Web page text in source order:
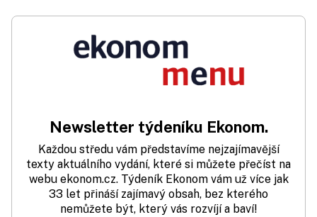
Newsletter týdeníku Ekonom.
Každou středu vám představíme nejzajímavější
texty aktuálního vydání, které si můžete přečíst na
webu ekonom.cz. Týdeník Ekonom vám už více jak
33 let přináší zajímavý obsah, bez kterého
nemůžete být, který vás rozvíjí a baví!